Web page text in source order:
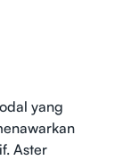
yang
Aster